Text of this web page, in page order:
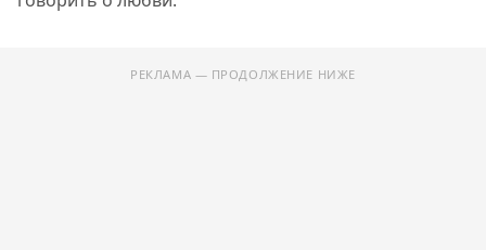
РЕКЛАМА — ПРОДОЛЖЕНИЕ НИЖЕ